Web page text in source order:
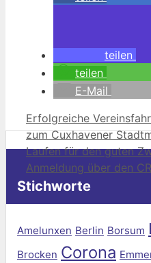
teilen
teilen
E-Mail
Erfolgreiche
zum Cuxhavener
Laufen für den guten
Anmeldung über den
Stichworte
Amelunxen Berlin Borsum
Brocken Corona